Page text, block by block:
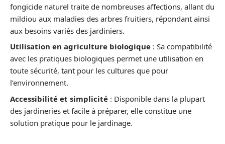
fongicide naturel traite de nombreuses affections, allant du
mildiou aux maladies des arbres fruitiers, répondant ainsi
aux besoins variés des jardiniers.
Utilisation en agriculture biologique : Sa compatibilité
avec les pratiques biologiques permet une utilisation en
toute sécurité, tant pour les cultures que pour
l’environnement.
Accessibilité et simplicité : Disponible dans la plupart
des jardineries et facile à préparer, elle constitue une
solution pratique pour le jardinage.